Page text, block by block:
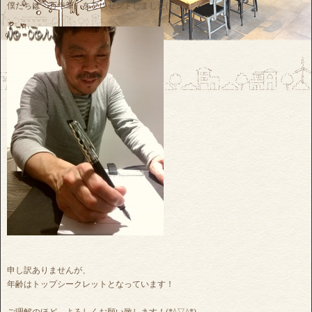
僕たちは「万年筆」をプレゼントしました(≧▽≦)
申し訳ありませんが、
年齢はトップシークレットとなっています！